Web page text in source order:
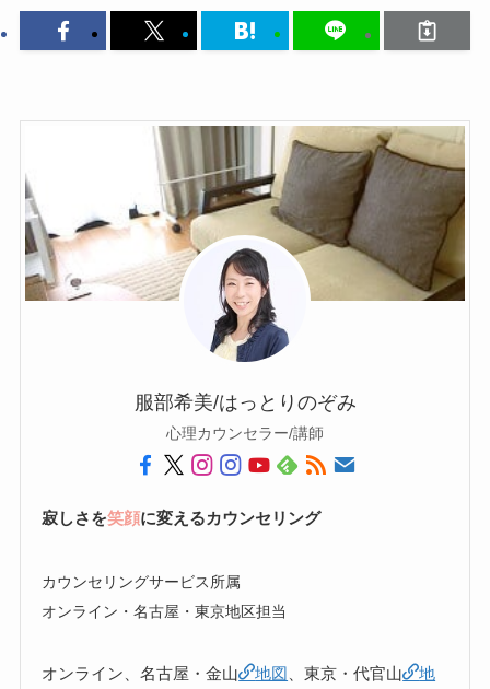
服部希美/はっとりのぞみ
心理カウンセラー/講師
寂しさを笑顔に変えるカウンセリング
カウンセリングサービス所属
オンライン・名古屋・東京地区担当
オンライン、名古屋・金山 地図 、東京・代官山 地